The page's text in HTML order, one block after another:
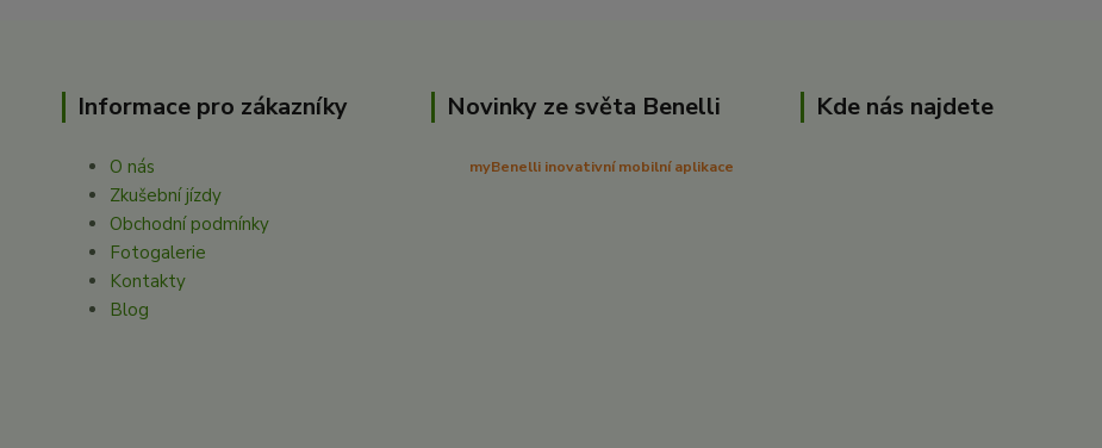
Informace pro zákazníky
O nás
Zkušební jízdy
Obchodní podmínky
Fotogalerie
Kontakty
Blog
Novinky ze světa Benelli
myBenelli inovativní mobilní aplikace
Kde nás najdete